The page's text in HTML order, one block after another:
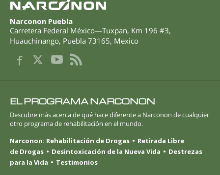
Narconon Puebla
Carretera Federal México—Tuxpan, Km 196 #3,
Huauchinango, Puebla 73165, Mexico
EL PROGRAMA NARCONON
Descubre más acerca de qué hace diferente a Narconon de cualquier
otro programa de rehabilitación en el mundo.
Narconon: Rehabilitación de Drogas
Retirada Libre
de Drogas
Desintoxicación de la Nueva Vida
Destrezas
para la Vida
Testimonios